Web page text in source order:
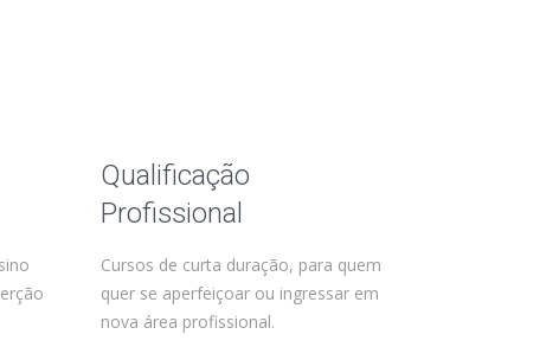
Qualificação
Profissional
Cursos de curta duração, para quem
quer se aperfeiçoar ou ingressar em
nova área profissional.